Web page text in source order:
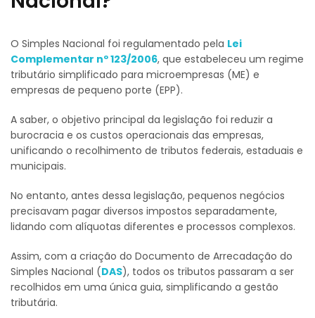
O Simples Nacional foi regulamentado pela Lei
Complementar nº 123/2006, que estabeleceu um regime
tributário simplificado para microempresas (ME) e
empresas de pequeno porte (EPP).
A saber, o objetivo principal da legislação foi reduzir a
burocracia e os custos operacionais das empresas,
unificando o recolhimento de tributos federais, estaduais e
municipais.
No entanto, antes dessa legislação, pequenos negócios
precisavam pagar diversos impostos separadamente,
lidando com alíquotas diferentes e processos complexos.
Assim, com a criação do Documento de Arrecadação do
Simples Nacional (DAS), todos os tributos passaram a ser
recolhidos em uma única guia, simplificando a gestão
tributária.